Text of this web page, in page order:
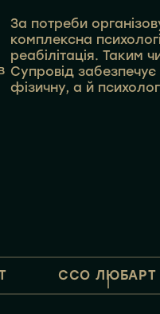
За потреби
комплексна
реабілітація. Таким
Супровід
фізичну, а й
ССО ЛЮБАРТ